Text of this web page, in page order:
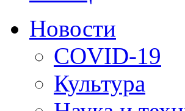
Новости
COVID-19
Культура